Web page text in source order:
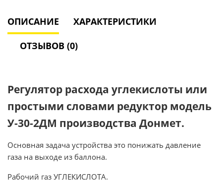
ОПИСАНИЕ ХАРАКТЕРИСТИКИ
ОТЗЫВОВ (0)
Регулятор расхода углекислоты или
простыми словами редуктор модель
У-30-2ДМ производства Донмет.
Основная задача устройства это понижать давление
газа на выходе из баллона.
Рабочий газ УГЛЕКИСЛОТА.